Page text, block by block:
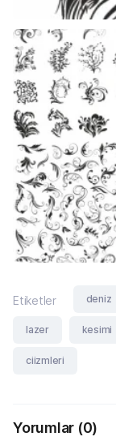
Etiketler deniz
lazer kesimi
ciizmleri
Yorumlar (0)